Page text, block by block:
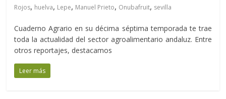
Rojos, huelva, Lepe, Manuel Prieto, Onubafruit, sevilla
Cuaderno Agrario en su décima séptima temporada te trae
toda la actualidad del sector agroalimentario andaluz. Entre
otros reportajes, destacamos
Leer más